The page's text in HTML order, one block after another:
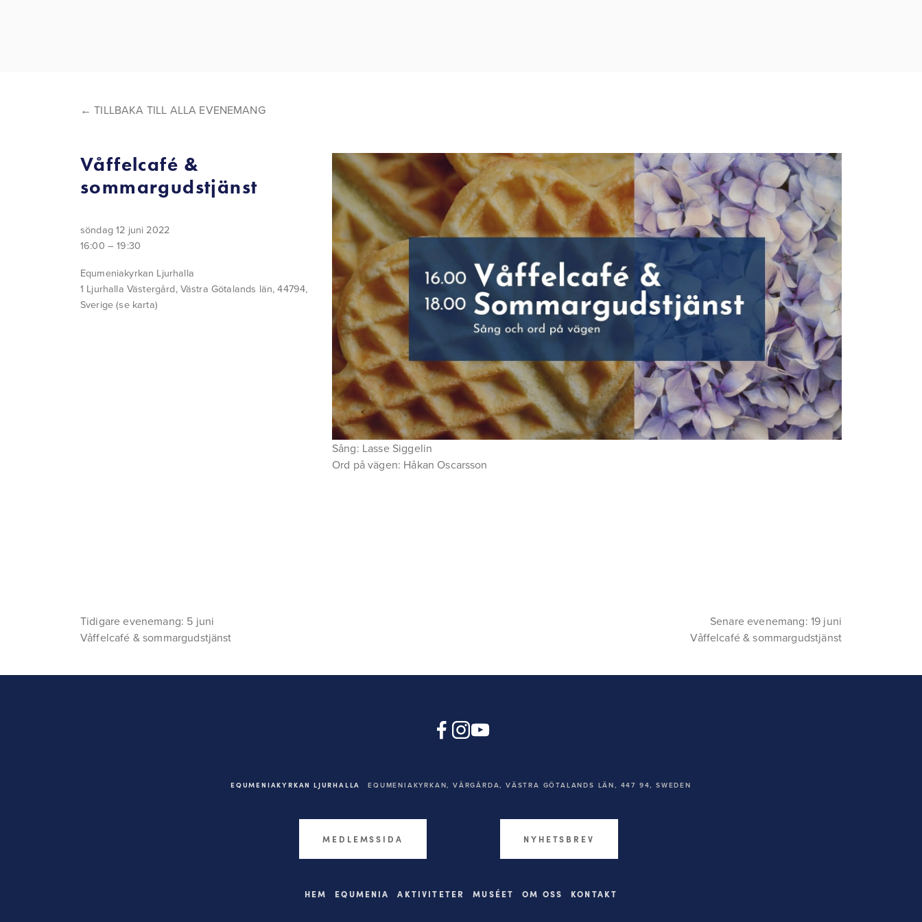
TILLBAKA TILL ALLA EVENEMANG
Våffelcafé &
sommargudstjänst
söndag 12 juni 2022
16:00
19:30
Equmeniakyrkan Ljurhalla
1 Ljurhalla Västergård Västra Götalands län, 44794
Sverige (se karta)
Sång: Lasse Siggelin
Ord på vägen: Håkan Oscarsson
Tidigare evenemang: 5 juni
Våffelcafé & sommargudstjänst
Senare evenemang: 19 juni
Våffelcafé & sommargudstjänst
EQUMENIAKYRKAN LJURHALLA EQUMENIAKYRKAN, VÅRGÅRDA, VÄSTRA GÖTALANDS LÄN, 447 94, SWEDEN
MEDLEMSSIDA NYHETSBREV
HEM EQUMENIA AKTIVITETER MUSÉET OM OSS KONTAKT